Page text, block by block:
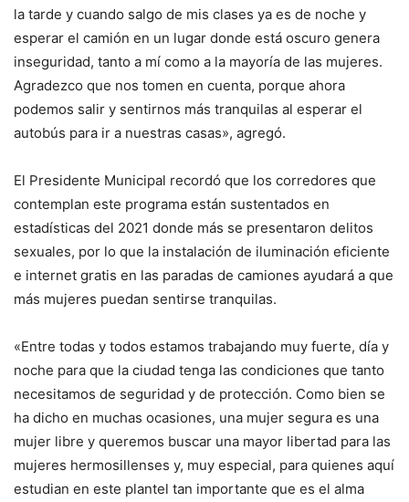
la tarde y cuando salgo de mis clases ya es de noche y
esperar el camión en un lugar donde está oscuro genera
inseguridad, tanto a mí como a la mayoría de las mujeres.
Agradezco que nos tomen en cuenta, porque ahora
podemos salir y sentirnos más tranquilas al esperar el
autobús para ir a nuestras casas», agregó.
El Presidente Municipal recordó que los corredores que
contemplan este programa están sustentados en
estadísticas del 2021 donde más se presentaron delitos
sexuales, por lo que la instalación de iluminación eficiente
e internet gratis en las paradas de camiones ayudará a que
más mujeres puedan sentirse tranquilas.
«Entre todas y todos estamos trabajando muy fuerte, día y
noche para que la ciudad tenga las condiciones que tanto
necesitamos de seguridad y de protección. Como bien se
ha dicho en muchas ocasiones, una mujer segura es una
mujer libre y queremos buscar una mayor libertad para las
mujeres hermosillenses y, muy especial, para quienes aquí
estudian en este plantel tan importante que es el alma